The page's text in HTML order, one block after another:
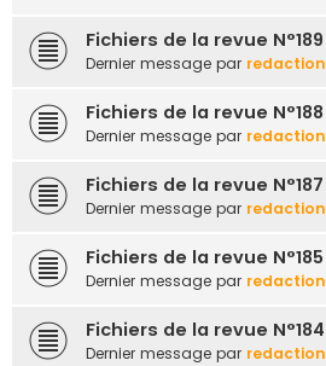
Fichiers de la revue N°189
Dernier message par redaction
Fichiers de la revue N°188
Dernier message par redaction
Fichiers de la revue N°187
Dernier message par redaction
Fichiers de la revue N°185
Dernier message par redaction
Fichiers de la revue N°184
Dernier message par redaction